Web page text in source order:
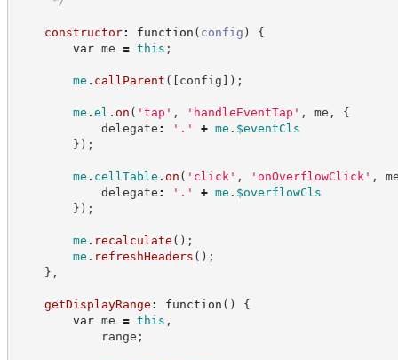
constructor: function ( config )
{
var me = this ;
me . callParent ( [ config ] ) ;
me .el . on ( 'tap ' , ' handleEventTap ' , me ,
{
delegate : ' . ' + me . $eventCls
} ) ;
me . cellTable . on ( ' click ' , ' onOverflowClick ' ,
delegate : ' . ' + me . $overflowCls
} ) ;
me . recalculate ( ) ;
me . refreshHeaders ( ) ;
} ,
getDisplayRange : function ( )
{
var me = this ,
range ;